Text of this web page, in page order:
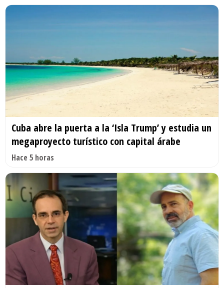
Cuba abre la puerta a la ‘Isla Trump’ y estudia un
megaproyecto turístico con capital árabe
Hace 5 horas